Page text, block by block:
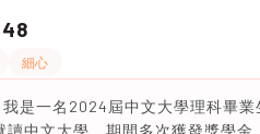
細心
是一名2024屆中文大學理科畢
讀中文大學，期間多次獲發獎學